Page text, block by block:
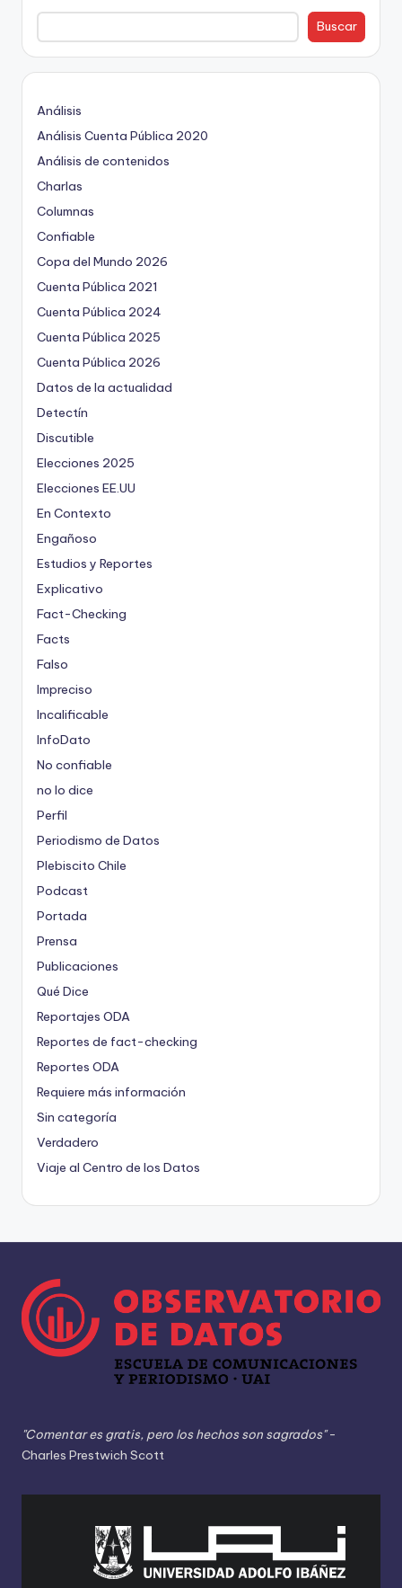
Buscar
Análisis
Análisis Cuenta Pública 2020
Análisis de contenidos
Charlas
Columnas
Confiable
Copa del Mundo 2026
Cuenta Pública 2021
Cuenta Pública 2024
Cuenta Pública 2025
Cuenta Pública 2026
Datos de la actualidad
Detectín
Discutible
Elecciones 2025
Elecciones EE.UU
En Contexto
Engañoso
Estudios y Reportes
Explicativo
Fact-Checking
Facts
Falso
Impreciso
Incalificable
InfoDato
No confiable
no lo dice
Perfil
Periodismo de Datos
Plebiscito Chile
Podcast
Portada
Prensa
Publicaciones
Qué Dice
Reportajes ODA
Reportes de fact-checking
Reportes ODA
Requiere más información
Sin categoría
Verdadero
Viaje al Centro de los Datos
"Comentar es gratis, pero los hechos son sagrados"-
Charles Prestwich Scott